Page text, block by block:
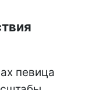
певица